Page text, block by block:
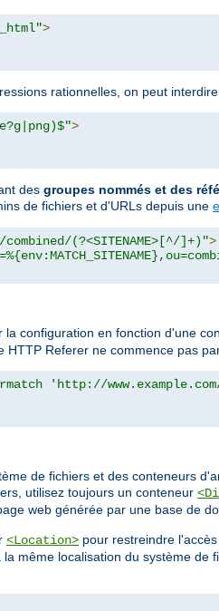
>
rationnelles, on peut
>
des groupes nommés et des
de fichiers et d'URLs depuis une
(?<SITENAME>[^/]+)">
la configuration en fonction d'une
Referer ne commence pas
'http://
de fichiers et des conteneurs
utilisez toujours un conteneur
web générée par une base de
<Location> pour restreindre
même localisation du système